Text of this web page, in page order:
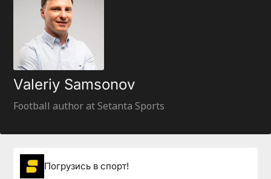
Valeriy Samsonov
Football author at Setanta Sports
Погрузиcь в спорт!